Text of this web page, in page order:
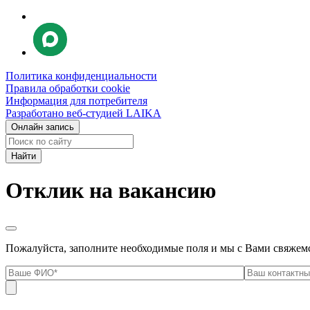
Политика конфиденциальности
Правила обработки cookie
Информация для потребителя
Разработано веб-студией LAIKA
Онлайн запись
Найти:
Отклик на вакансию
Пожалуйста, заполните необходимые поля и мы с Вами